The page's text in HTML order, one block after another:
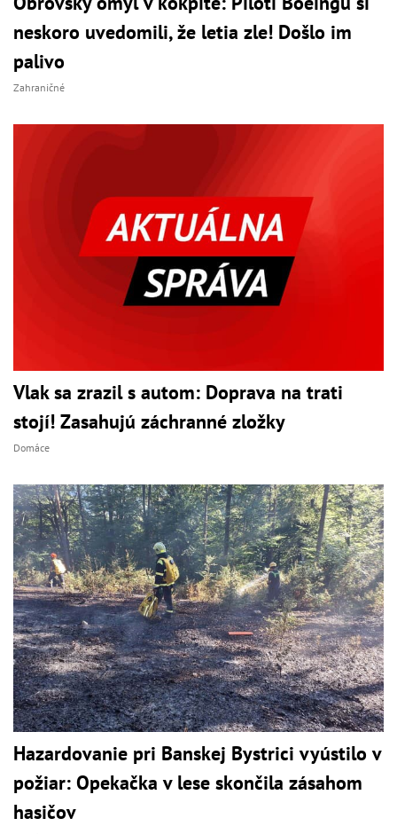
neskoro uvedomili, že letia zle! Došlo im
palivo
Zahraničné
Vlak sa zrazil s autom: Doprava na trati
stojí! Zasahujú záchranné zložky
Domáce
Hazardovanie pri Banskej Bystrici vyústilo v
požiar: Opekačka v lese skončila zásahom
hasičov